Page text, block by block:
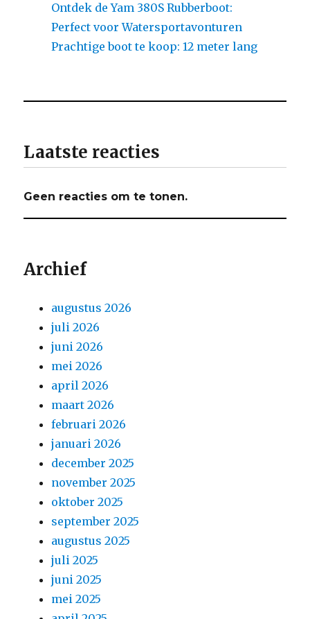
Ontdek de Yam 380S Rubberboot:
Perfect voor Watersportavonturen
Prachtige boot te koop: 12 meter lang
Laatste reacties
Geen reacties om te tonen.
Archief
augustus 2026
juli 2026
juni 2026
mei 2026
april 2026
maart 2026
februari 2026
januari 2026
december 2025
november 2025
oktober 2025
september 2025
augustus 2025
juli 2025
juni 2025
mei 2025